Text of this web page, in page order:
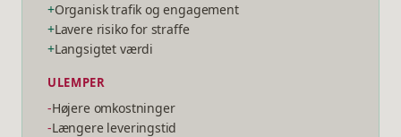
+Organisk trafik og engagement
+Lavere risiko for straffe
+Langsigtet værdi
ULEMPER
-Højere omkostninger
-Længere leveringstid